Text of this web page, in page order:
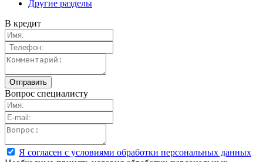
Другие разделы
В кредит
Вопрос специалисту
Я согласен с условиями обработки персональных данных